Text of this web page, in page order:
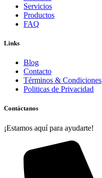
Servicios
Productos
FAQ
Links
Blog
Contacto
Términos & Condiciones
Politicas de Privacidad
Contáctanos
¡Estamos aquí para ayudarte!